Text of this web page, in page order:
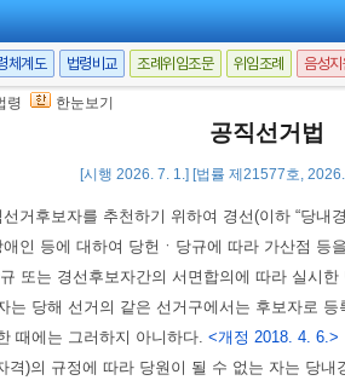
체계도 법령비교 조례위임조문 위임조례 음성지
령 한눈보기
공직선거법
[시행 2026. 7. 1.] [법률 제21577호,
은중앙선거관리위원회규칙으로 정한다.
<개정
1. 25. 헌법재판소에서 헌법불합치 결정된
당내경선<신설 2005. 8. 4.>
거후보자를 추천하기 위하여 경선(이하 “당내
인 등에 대하여 당헌ㆍ당규에 따라 가산점 등
또는 경선후보자간의 서면합의에 따라 실시
는 당해 선거의 같은 선거구에서는 후보자로
때에는 그러하지 아니하다. <개정 2018. 4. 6.>
격)의 규정에 따라 당원이 될 수 없는 자는 당내